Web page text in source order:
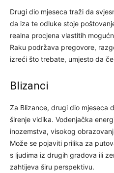
Drugi dio mjeseca traži da
da iza te odluke stoje
realna procjena vlastitih
Raku podržava pregovore,
izreći što trebate, umjesto da
Blizanci
Za Blizance, drugi dio mjeseca
širenje vidika. Vodenjačka
inozemstva, visokog
Može se pojaviti prilika za
s ljudima iz drugih gradova ili
zahtijeva širu perspektivu.